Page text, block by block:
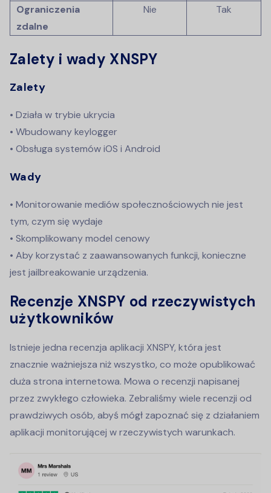
Ograniczenia
zdalne
Nie Tak
Zalety i wady XNSPY
Zalety
• Działa w trybie ukrycia
• Wbudowany keylogger
• Obsługa systemów iOS i Android
Wady
• Monitorowanie mediów społecznościowych nie jest
tym, czym się wydaje
• Skomplikowany model cenowy
• Aby korzystać z zaawansowanych funkcji, konieczne
jest jailbreakowanie urządzenia.
Recenzje XNSPY od rzeczywistych
użytkowników
Istnieje jedna recenzja aplikacji XNSPY, która jest
znacznie ważniejsza niż wszystko, co może opublikować
duża strona internetowa. Mowa o recenzji napisanej
przez zwykłego człowieka. Zebraliśmy wiele recenzji od
prawdziwych osób, abyś mógł zapoznać się z działaniem
aplikacji monitorującej w rzeczywistych warunkach.